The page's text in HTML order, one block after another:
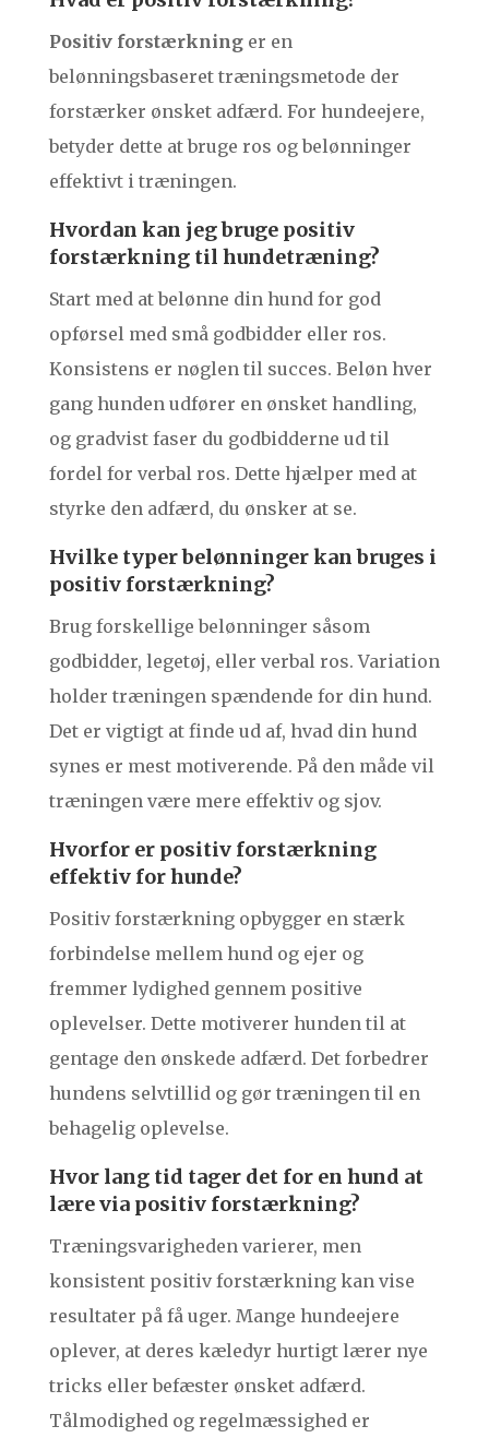
Positiv forstærkninger en
belønningsbaseret træningsmetode der
forstærker ønsket adfærd. For hundeejere,
betyder dette at bruge ros og belønninger
effektivt i træningen.
Hvordan kan jeg bruge positiv
forstærkning til hundetræning?
Start med at belønne din hund for god
opførsel med små godbidder eller ros.
Konsistens er nøglen til succes. Beløn hver
gang hunden udfører en ønsket handling,
og gradvist faser du godbidderne ud til
fordel for verbal ros. Dette hjælper med at
styrke den adfærd, du ønsker at se.
Hvilke typer belønninger kan bruges i
positiv forstærkning?
Brug forskellige belønninger såsom
godbidder, legetøj, eller verbal ros. Variation
holder træningen spændende for din hund.
Det er vigtigt at finde ud af, hvad din hund
synes er mest motiverende. På den måde vil
træningen være mere effektiv og sjov.
Hvorfor er positiv forstærkning
effektiv for hunde?
Positiv forstærkning opbygger en stærk
forbindelse mellem hund og ejer og
fremmer lydighed gennem positive
oplevelser. Dette motiverer hunden til at
gentage den ønskede adfærd. Det forbedrer
hundens selvtillid og gør træningen til en
behagelig oplevelse.
Hvor lang tid tager det for en hund at
lære via positiv forstærkning?
Træningsvarigheden varierer, men
konsistent positiv forstærkning kan vise
resultater på få uger. Mange hundeejere
oplever, at deres kæledyr hurtigt lærer nye
tricks eller befæster ønsket adfærd.
Tålmodighed og regelmæssighed er